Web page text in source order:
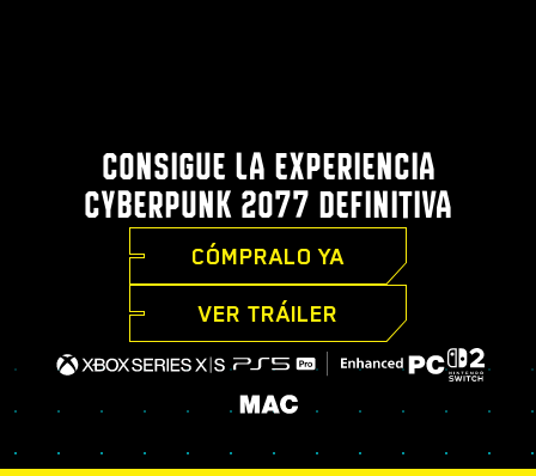
CONSIGUE LA EXPERIENCIA
CYBERPUNK 2077 DEFINITIVA
CÓMPRALO YA
VER TRÁILER